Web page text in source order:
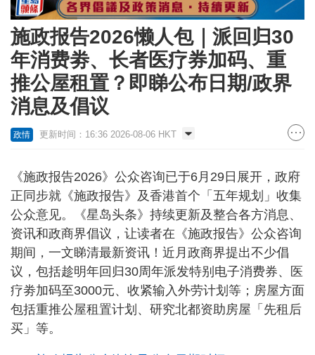
施政报告2026懒人包｜派回归30
年消费劵、长者医疗券加码、重
推公屋租置？即睇公布日期/政界
消息及倡议
政情 更新时间：16:36 2026-08-06 HKT
《施政报告2026》公众咨询已于6月29日展开，政府
正同步就《施政报告》及香港首个「五年规划」收集
公众意见。《星岛头条》持续更新及整合各方消息、
资讯和政商界倡议，让读者在《施政报告》公众咨询
期间，一文睇清最新资讯！近月政商界提出不少倡
议，包括趁明年回归30周年派发特别电子消费券、医
疗劵加码至3000元、收紧输入外劳计划等；房屋方面
包括重推公屋租置计划、研究北都资助房屋「先租后
买」等。